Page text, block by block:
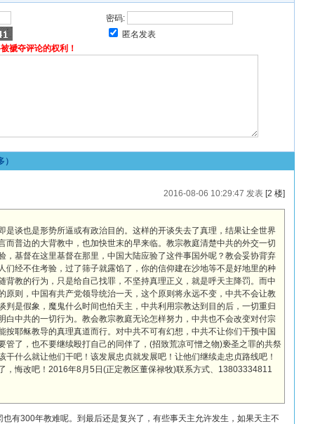
密码:
匿名发表
褫夺评论的权利！
2016-08-06 10:29:47 发表[2 楼]
是谈也是形势所逼或有政治目的。这样的开谈失去了真理，结果让全世界
而普边的大背教中，也加快世末的早来临。教宗教庭清楚中共的外交一切
，基督在这里基督在那里，中国大陆应验了这件事国外呢？教会妥协背弃
们经不住考验，过了筛子就露馅了，你的信仰建在沙地等不是好地里的种
背教的行为，只是给自己找罪，不坚持真理正义，就是呼天主降罚。而中
原则，中国有共产党领导统治一天，这个原则将永远不变，中共不会让教
判是假象，魔鬼什么时间也怕天主，中共利用宗教达到目的后，一切重归
白中共的一切行为。教会教宗教庭无论怎样努力，中共也不会改变对付宗
按耶稣教导的真理真道而行。对中共不可有幻想，中共不让你们干预中国
管了，也不要继续殴打自己的同伴了，(招致荒凉可憎之物)亵圣之罪的共祭
干什么就让他们干吧！该发展忠贞就发展吧！让他们继续走忠贞路线吧！
，悔改吧！2016年8月5日(正定教区董保禄牧)联系方式、13803334811
有300年教难呢。到最后还是复兴了，有些事天主允许发生，如果天主不